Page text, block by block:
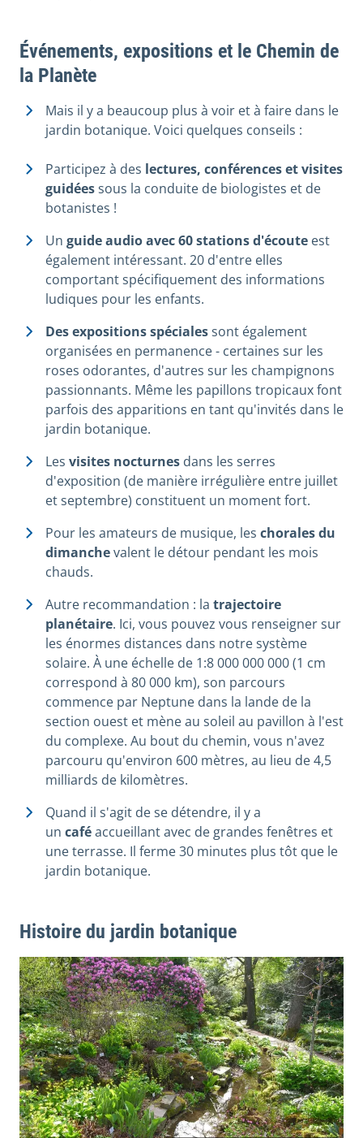
Événements, expositions et le Chemin de
la Planète
Mais il y a beaucoup plus à voir et à faire dans le
jardin botanique. Voici quelques conseils :
Participez à des lectures, conférences et visites
guidéessous la conduite de biologistes et de
botanistes !
Un guide audio avec 60 stations d'écoute est
également intéressant. 20 d'entre elles
comportant spécifiquement des informations
ludiques pour les enfants.
Des expositions spécialessont également
organisées en permanence - certaines sur les
roses odorantes, d'autres sur les champignons
passionnants. Même les papillons tropicaux font
parfois des apparitions en tant qu'invités dans le
jardin botanique.
Les visites nocturnes dans les serres
d'exposition (de manière irrégulière entre juillet
et septembre) constituent un moment fort.
Pour les amateurs de musique, les chorales du
dimanchevalent le détour pendant les mois
chauds.
Autre recommandation : la trajectoire
planétaire. Ici, vous pouvez vous renseigner sur
les énormes distances dans notre système
solaire. À une échelle de 1:8 000 000 000 (1 cm
correspond à 80 000 km), son parcours
commence par Neptune dans la lande de la
section ouest et mène au soleil au pavillon à l'est
du complexe. Au bout du chemin, vous n'avez
parcouru qu'environ 600 mètres, au lieu de 4,5
milliards de kilomètres.
Quand il s'agit de se détendre, il y a
un caféaccueillant avec de grandes fenêtres et
une terrasse. Il ferme 30 minutes plus tôt que le
jardin botanique.
Histoire du jardin botanique